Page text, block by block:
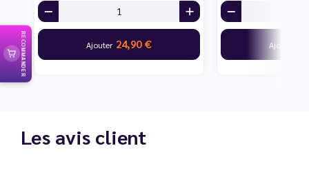
Ajouter 24,90 € Ajouter
Les avis client
RECOMMANDER